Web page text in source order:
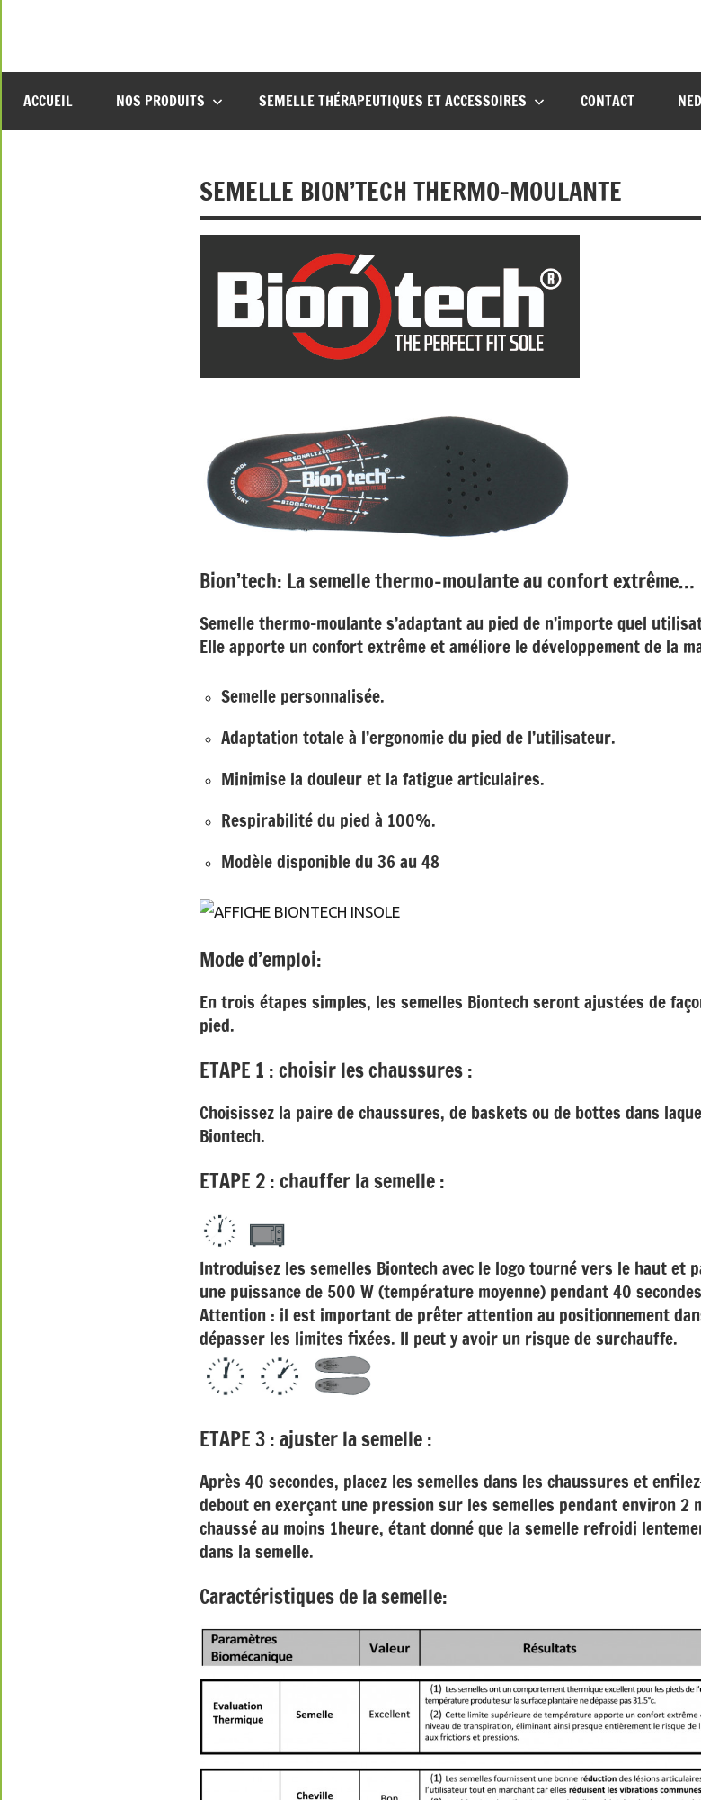
ACCUEIL NOS PRODUITS SEMELLE THÉRAPEUTIQUES ET ACCESSOIRES CONTACT
SEMELLE BION’TECH THERMO-MOULANTE
Bion’tech: La semelle thermo-moulante au confort extrême…
Semelle thermo-moulante s’adaptant au pied de n’importe quel
Elle apporte un confort extrême et améliore le développement de la
Semelle personnalisée.
Adaptation totale à l’ergonomie du pied de l’utilisateur.
Minimise la douleur et la fatigue articulaires.
Respirabilité du pied à 100%.
Modèle disponible du 36 au 48
Mode d’emploi:
En trois étapes simples, les semelles Biontech seront ajustées de
pied.
ETAPE 1 : choisir les chaussures :
Choisissez la paire de chaussures, de baskets ou de bottes dans
Biontech.
ETAPE 2 : chauffer la semelle :
Introduisez les semelles Biontech avec le logo tourné vers le haut et
une puissance de 500 W (température moyenne) pendant 40
Attention : il est important de prêter attention au positionnement
dépasser les limites fixées. Il peut y avoir un risque de surchauffe.
ETAPE 3 : ajuster la semelle :
Après 40 secondes, placez les semelles dans les chaussures et
debout en exerçant une pression sur les semelles pendant environ 2
chaussé au moins 1heure, étant donné que la semelle refroidi
dans la semelle.
Caractéristiques de la semelle: